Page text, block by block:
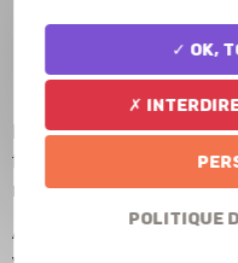
d’évaluer
prélever que deux
épreuve.
Les meilleurs de chaque
finale régionale, puis
nationale.
Au-delà de la
✓ OK,
✗
Politique